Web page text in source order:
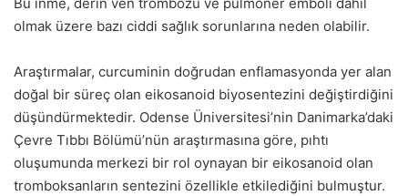
Bu inme, derin ven trombozu ve pulmoner emboli dahil
olmak üzere bazı ciddi sağlık sorunlarına neden olabilir.
Araştırmalar, curcuminin doğrudan enflamasyonda yer alan
doğal bir süreç olan eikosanoid biyosentezini değiştirdiğini
düşündürmektedir. Odense Üniversitesi’nin Danimarka’daki
Çevre Tıbbı Bölümü’nün araştırmasına göre, pıhtı
oluşumunda merkezi bir rol oynayan bir eikosanoid olan
tromboksanların sentezini özellikle etkilediğini bulmuştur.